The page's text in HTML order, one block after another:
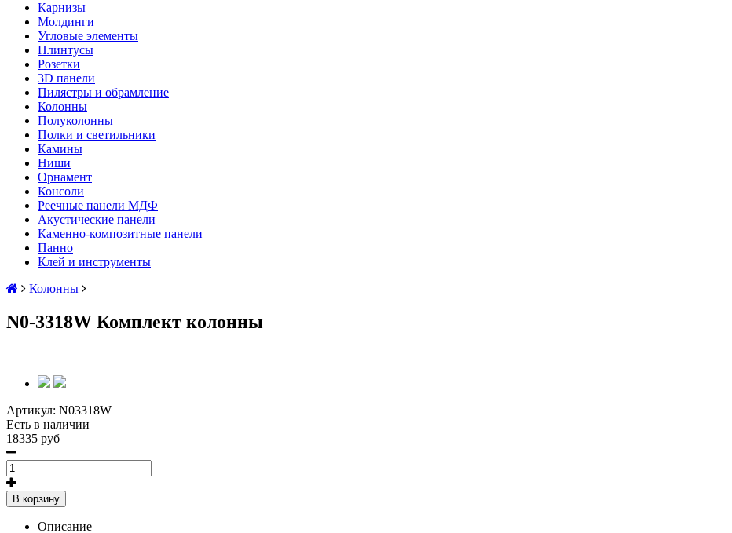
Карнизы
Молдинги
Угловые элементы
Плинтусы
Розетки
3D панели
Пилястры и обрамление
Колонны
Полуколонны
Полки и светильники
Камины
Ниши
Орнамент
Консоли
Реечные панели МДФ
Акустические панели
Каменно-композитные панели
Панно
Клей и инструменты
Колонны
N0-3318W Комплект колонны
Артикул: N03318W
Есть в наличии
18335 руб
В корзину
Описание